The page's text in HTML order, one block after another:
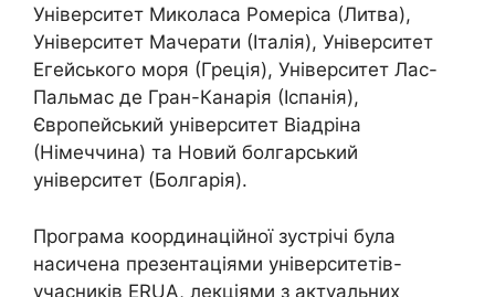
Університет Миколаса Ромеріса (Литва),
Університет Мачерати (Італія), Університет
Егейського моря (Греція), Університет Лас-
Пальмас де Гран-Канарія (Іспанія),
Європейський університет Віадріна
(Німеччина) та Новий болгарський
університет (Болгарія).
Програма координаційної зустрічі була
насичена презентаціями університетів-
учасників ERUA, лекціями з актуальних